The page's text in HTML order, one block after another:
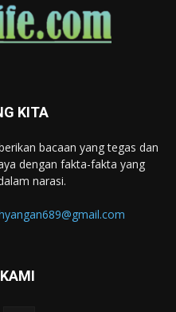
KITA
bacaan yang tegas dan
dengan fakta-fakta yang
narasi.